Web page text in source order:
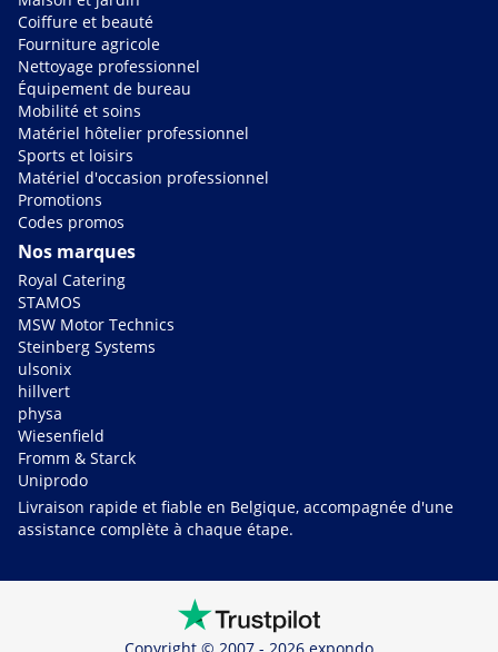
Coiffure et beauté
Fourniture agricole
Nettoyage professionnel
Équipement de bureau
Mobilité et soins
Matériel hôtelier professionnel
Sports et loisirs
Matériel d'occasion professionnel
Promotions
Codes promos
Nos marques
Royal Catering
STAMOS
MSW Motor Technics
Steinberg Systems
ulsonix
hillvert
physa
Wiesenfield
Fromm & Starck
Uniprodo
Livraison rapide et fiable en Belgique, accompagnée d'une
assistance complète à chaque étape.